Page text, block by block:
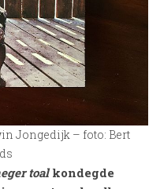
Jongedijk – foto: Bert
toalkondegde